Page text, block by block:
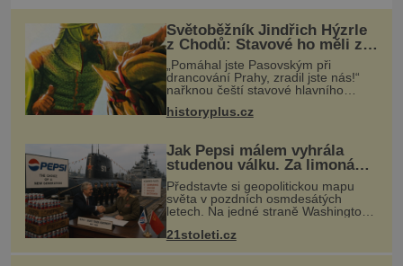
Světoběžník Jindřich Hýzrle
z Chodů: Stavové ho měli za
zrádce
„Pomáhal jste Pasovským při
drancování Prahy, zradil jste nás!“
nařknou čeští stavové hlavního
Jindřich se však zastrašit nenechá.
historyplus.cz
Jak Pepsi málem vyhrála
studenou válku. Za limonádu
dostala ponorky i křižník
Představte si geopolitickou mapu
světa v pozdních osmdesátých
letech. Na jedné straně Washington,
arzenál schopný zničit planetu
21stoleti.cz